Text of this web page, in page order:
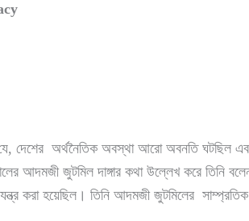
দেশের অর্থনৈতিক অবস্থা আরো অবনতি ঘটছিল
আদমজী জুটমিল দাঙ্গার কথা উল্লেখ করে তিনি
করা হয়েছিল। তিনি আদমজী জুটমিলের